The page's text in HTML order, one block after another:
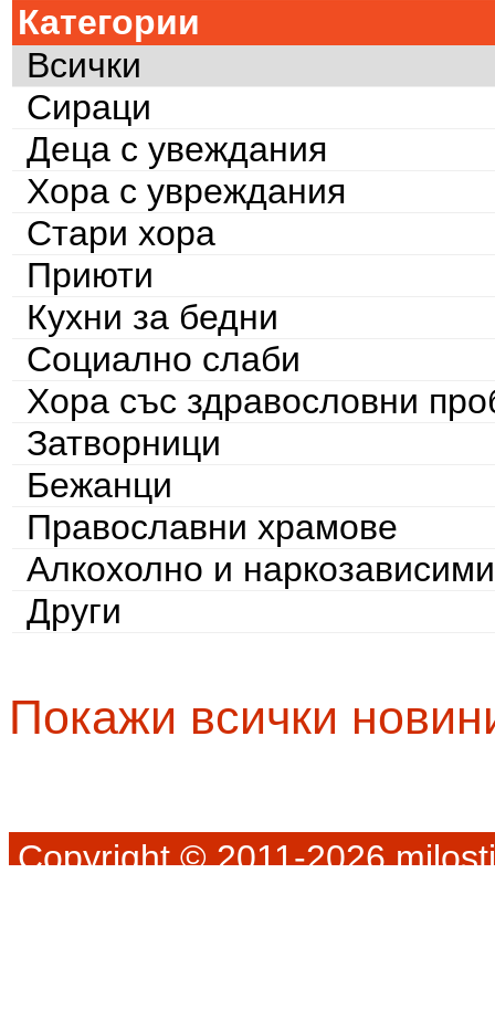
Категории
Всички
Сираци
Деца с увеждания
Хора с увреждания
Стари хора
Приюти
Кухни за бедни
Социално слаби
Хора със здравословни
Затворници
Бежанци
Православни храмове
Алкохолно и наркозависими
Други
Покажи всички
Copyright © 2011-2026